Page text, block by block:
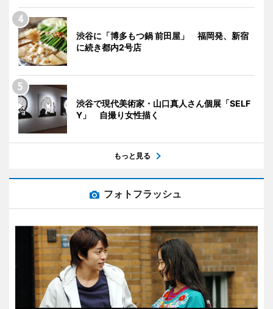
渋谷に「博多もつ鍋 前田屋」 福岡発、新宿
に続き都内2号店
渋谷で現代美術家・山口真人さん個展「SELF
Y」 自撮り女性描く
もっと見る
フォトフラッシュ